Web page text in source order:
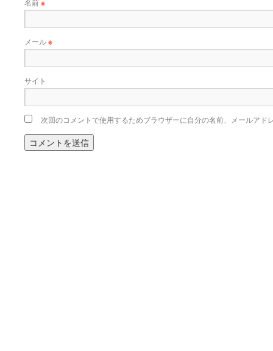
名前※
メール※
サイト
次回のコメントで使用するためブラウザーに自分の名前、メールアド